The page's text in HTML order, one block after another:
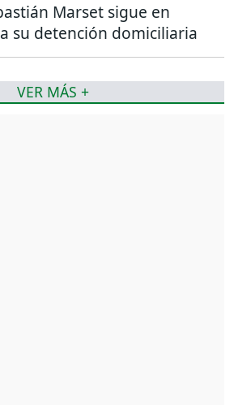
Marset sigue en
su detención domiciliaria
VER MÁS +